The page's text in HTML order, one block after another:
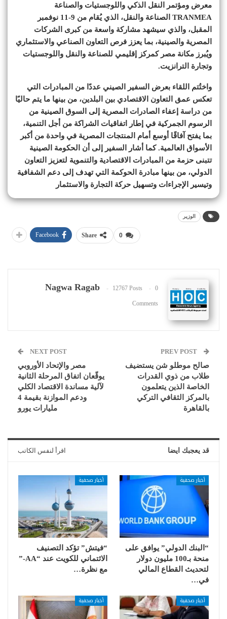
معرض ومؤتمر النقل الذكي واللوجستيات والصناعة
TRANMEA الصناعة والنقل، الذي يُقام من 9-11 نوفمبر
المقبل، والذي سيشهد مشاركة واسعة من كبرى الشركات
المصرية والصينية، بما يعزز فرص التعاون الصناعي والاستثماري
ويُبرز مكانة مصر كمركز إقليمي للصناعة والنقل واللوجستيات
وتجارة الترانزيت.
واختُتم اللقاء بعرض السفير الصيني عددًا من المبادرات التي
تعكس عمق التعاون الاقتصادي بين البلدين، من بينها ما يتم حاليًا
من دراسة إعفاء الصادرات المصرية إلى السوق الصينية من
الرسوم الجمركية في إطار اتفاقيات الشراكة من أجل التنمية،
بما يفتح آفاقًا أوسع أمام المنتجات المصرية في واحدة من أكبر
الأسواق العالمية. كما أشار السفير إلى أن الحكومة الصينية
تتبنى حزمة من المبادرات الاقتصادية والتنموية لتعزيز التعاون
الدولي، من بينها مبادرة الحوكمة التي تهدف إلى دعم الشفافية
وتيسير الإجراءات وتسهيل حركة التجارة والاستثمار
الوزير
0
Share
Facebook
Nagwa Ragab 12767 Posts 0
Comments
صالح موطلو شن يستضيف
طلاب من ذوي القدرات
الخاصة الذين يتعلمون
بالمركز الثقافي التركي
بالقاهرة
NEXT POST
مصر والإتحاد الأوروبي
يوقّعان اتفاق المرحلة الثانية
لآلية مساندة الاقتصاد الكلي
ودعم الموازنة بقيمة 4
مليارات يورو
قد يعجبك ايضا اقرأ لنفس الكاتب
أخبار صحفية
“البنك الدولي” يوافق على
منحة بـ100 مليون دولار
لتحديث القطاع المالي
في…
أخبار صحفية
“فيتش” تؤكد التصنيف
الائتماني للكويت عند “AA-”
مع نظرة…
أخبار صحفية أخبار صحفية